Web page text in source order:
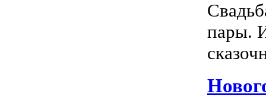
пары.